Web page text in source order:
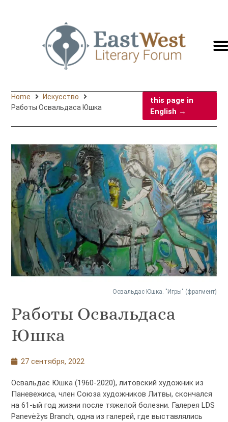
Home
Искусство
Работы Освальдаса Юшка
this page in
English →
Освальдас Юшка. "Игры" (фрагмент)
Работы Освальдаса
Юшка
27 сентября, 2022
Освальдас Юшка (1960-2020), литовский художник из
Паневежиса, член Союза художников Литвы, скончался
на 61-ый год жизни после тяжелой болезни. Галерея LDS
Panevėžys Branch, одна из галерей, где выставлялись